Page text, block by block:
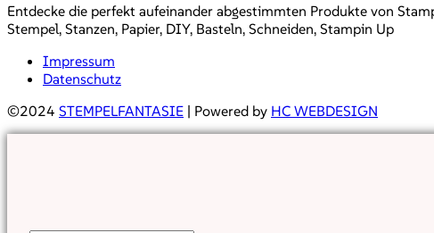
Entdecke die perfekt aufeinander abgestimmten Produkte von
Stempel, Stanzen, Papier, DIY, Basteln, Schneiden, Stampin Up
Impressum
Datenschutz
©2024 STEMPELFANTASIE | Powered by HC WEBDESIGN